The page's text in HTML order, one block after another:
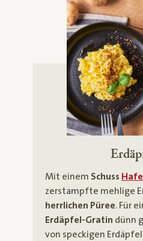
Mit einem Schuss
zerstampfte mehlige
herrlichen Püree. Für
Erdäpfel-Gratin dünn
von speckigen